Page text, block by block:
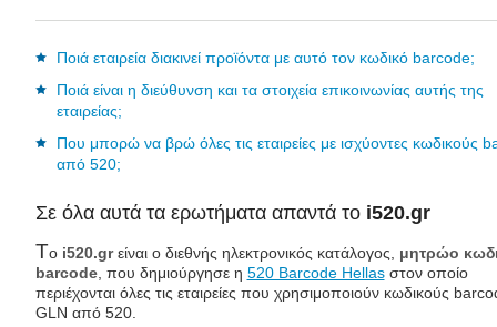
Ποιά εταιρεία διακινεί προϊόντα με αυτό τον κωδικό barcode;
Ποιά είναι η διεύθυνση και τα στοιχεία επικοινωνίας αυτής της
εταιρείας;
Που μπορώ να βρώ όλες τις εταιρείες με ισχύοντες κωδικούς
από 520;
Σε όλα αυτά τα ερωτήματα απαντά το i520.gr
Το i520.grείναι ο διεθνής ηλεκτρονικός κατάλογος, μητρώο
barcode, που δημιούργησε η 520 Barcode Hellasστον οποίο
περιέχονται όλες τις εταιρείες που χρησιμοποιούν κωδικούς
GLN από 520.